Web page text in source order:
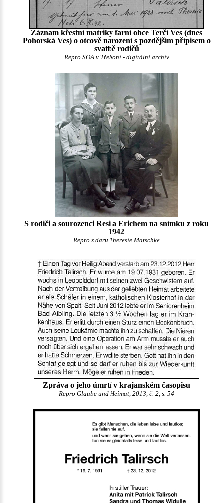
Záznam křestní matriky farní obce Terčí Ves (dnes
Pohorská Ves) o otcově narození s pozdějším přípisem o
svatbě rodičů
Repro SOA v Třeboni - digitální archiv
S rodiči a sourozenci Resi a Erichem na snímku z roku
1942
Repro z daru Theresie Matschke
Zpráva o jeho úmrtí v krajanském časopisu
Repro Glaube und Heimat, 2013, č. 2, s. 54